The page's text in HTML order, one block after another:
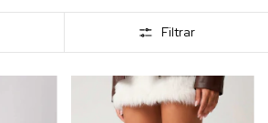
Filtrar